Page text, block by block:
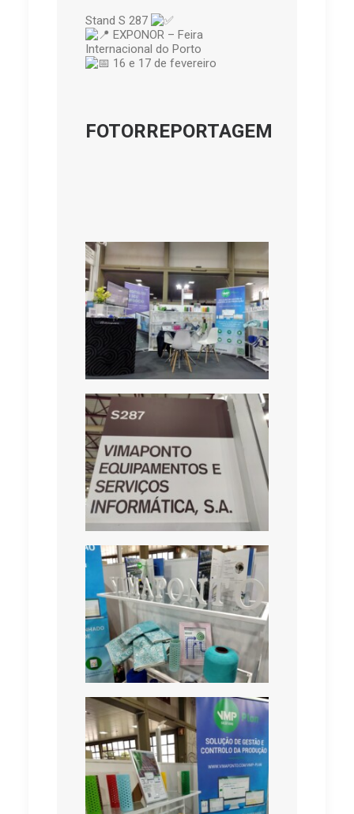
Stand S 287
EXPONOR – Feira
Internacional do Porto
16 e 17 de fevereiro
FOTORREPORTAGEM